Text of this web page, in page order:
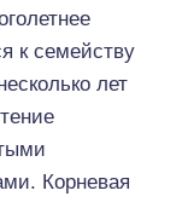
к семейству
лет
Корневая